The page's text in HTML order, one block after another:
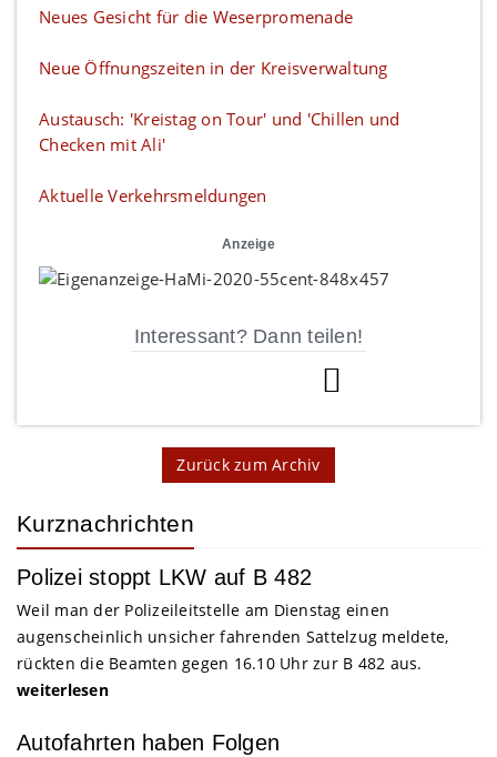
Neues Gesicht für die Weserpromenade
Neue Öffnungszeiten in der Kreisverwaltung
Austausch: 'Kreistag on Tour' und 'Chillen und
Checken mit Ali'
Aktuelle Verkehrsmeldungen
Anzeige
Interessant? Dann teilen!
Zurück zum Archiv
Kurznachrichten
Polizei stoppt LKW auf B 482
Weil man der Polizeileitstelle am Dienstag einen
augenscheinlich unsicher fahrenden Sattelzug meldete,
rückten die Beamten gegen 16.10 Uhr zur B 482 aus.
weiterlesen
Autofahrten haben Folgen